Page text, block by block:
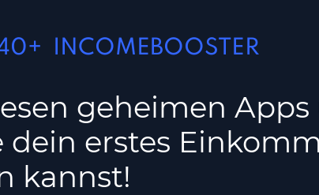
INCOMEBOOSTER
geheimen Apps
erstes
kannst!